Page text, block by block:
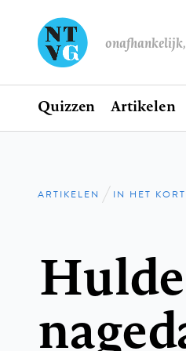
Hoofdnavigatie
Home
Quizzen Artikelen
Kruimelpad
ARTIKELEN IN HET KORT